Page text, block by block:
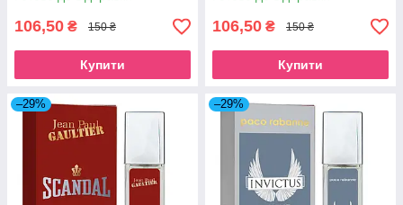
106,50 ₴ 150 ₴
Купити
106,50 ₴ 150 ₴
Купити
–29% –29%